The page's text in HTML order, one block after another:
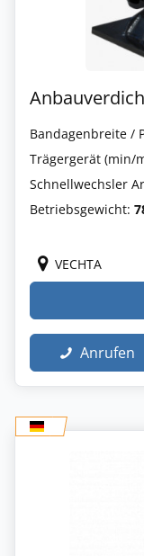
Bandagenbreite /
Trägergerät (min/
Schnellwechsler
Betriebsgewicht:
VECHTA
Anrufen